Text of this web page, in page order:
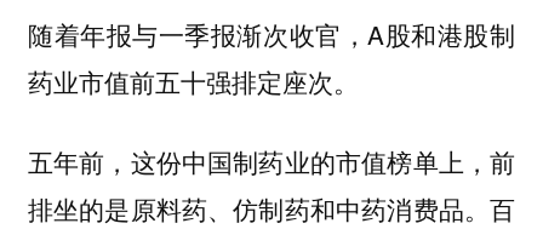
随着年报与一季报渐次收官，A股和港股制
药业市值前五十强排定座次。
五年前，这份中国制药业的市值榜单上，前
排坐的是原料药、仿制药和中药消费品。百